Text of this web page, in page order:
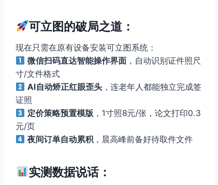
可立图的破局之道：
现在只需在原有设备安装可立图系统：
微信扫码直达智能操作界面 ，自动识别证件照尺
寸/文件格式
AI自动矫正红眼歪头 ，连老年人都能独立完成签
证照
定价策略预置模版 ，1寸照8元/张，论文打印0.3
元/页
夜间订单自动累积 ，晨高峰前备好待取件文件
实测数据说话：